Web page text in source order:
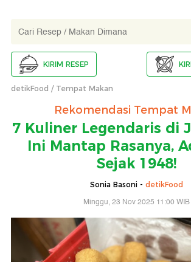
KIRIM RESEP
detikFood Tempat Makan
Rekomendasi Tempat
7 Kuliner Legendaris di
Ini Mantap Rasanya,
Sejak 1948!
Sonia Basoni - detikFood
Minggu, 23 Nov 2025 11:00 WIB